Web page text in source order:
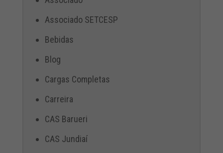
Associado SETCESP
Bebidas
Blog
Cargas Completas
Carreira
CAS Barueri
CAS Jundiaí